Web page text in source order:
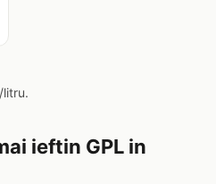
litru.
ieftin GPL in